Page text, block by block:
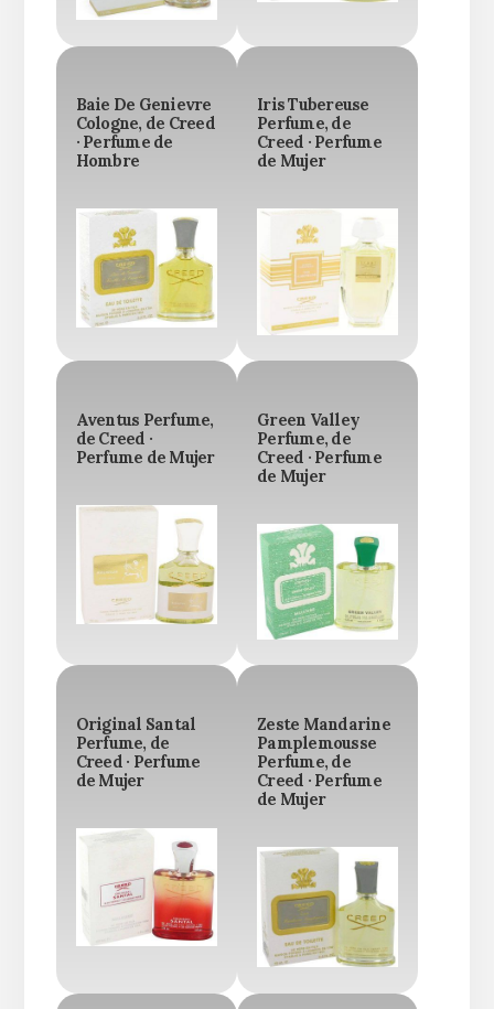
Baie De Genievre
Cologne, de Creed
· Perfume de
Hombre
Iris Tubereuse
Perfume, de
Creed · Perfume
de Mujer
Aventus Perfume,
de Creed ·
Perfume de Mujer
Green Valley
Perfume, de
Creed · Perfume
de Mujer
Original Santal
Perfume, de
Creed · Perfume
de Mujer
Zeste Mandarine
Pamplemousse
Perfume, de
Creed · Perfume
de Mujer